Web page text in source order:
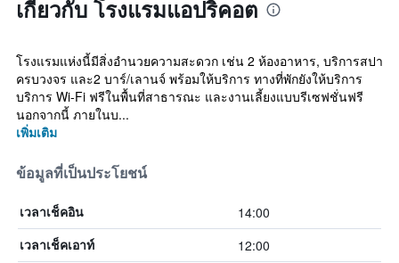
เกี่ยวกับ โรงแรมแอปริคอต
โรงแรมแห่งนี้มีสิ่งอำนวยความสะดวก เช่น 2 ห้องอาหาร, บริการสปา
ครบวงจร และ2 บาร์/เลานจ์ พร้อมให้บริการ ทางที่พักยังให้บริการ
บริการ Wi-Fi ฟรีในพื้นที่สาธารณะ และงานเลี้ยงแบบรีเซฟชั่นฟรี
นอกจากนี้ ภายในบ...
เพิ่มเติม
ข้อมูลที่เป็นประโยชน์
เวลาเช็คอิน 14:00
เวลาเช็คเอาท์ 12:00